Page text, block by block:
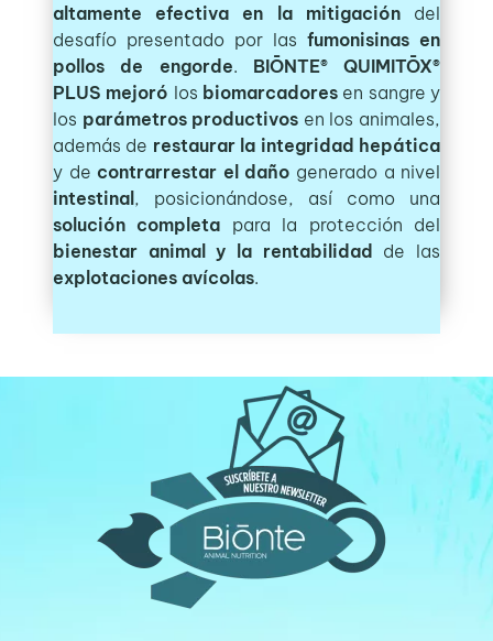
altamente efectiva en la mitigación del
desafío presentado por las fumonisinas en
pollos de engorde. BIŌNTE® QUIMITŌX®
PLUS mejoró los biomarcadores en sangre y
los parámetros productivos en los animales,
además de restaurar la integridad hepática
y decontrarrestar el daño generado a nivel
intestinal, posicionándose, así como una
solución completa para la protección del
bienestar animal y la rentabilidad de las
explotaciones avícolas.